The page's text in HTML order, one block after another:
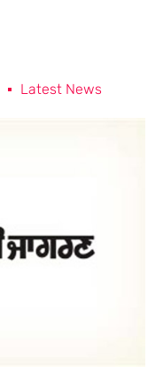
Latest News